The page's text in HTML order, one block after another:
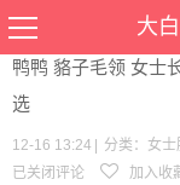
大
当前位置： 优惠>
鸭鸭 貉子毛领 女士
选
12-16 13:24 分类： 女士
已关闭评论
加入收